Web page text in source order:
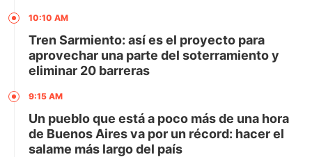
10:10 AM
Tren Sarmiento: así es el proyecto para
aprovechar una parte del soterramiento y
eliminar 20 barreras
9:15 AM
Un pueblo que está a poco más de una hora
de Buenos Aires va por un récord: hacer el
salame más largo del país